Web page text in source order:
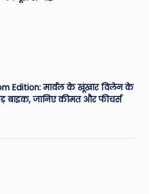
Edition: मार्वल के खूंखार विलेन के
बाइक, जानिए कीमत और फीचर्स